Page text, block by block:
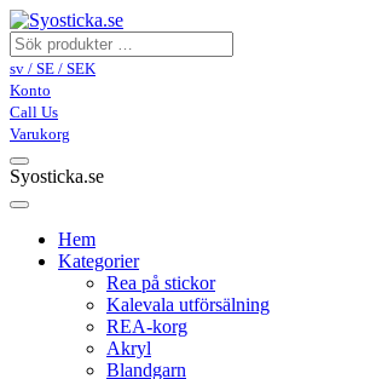
sv / SE / SEK
Konto
Call Us
Varukorg
Syosticka.se
Hem
Kategorier
Rea på stickor
Kalevala utförsälning
REA-korg
Akryl
Blandgarn